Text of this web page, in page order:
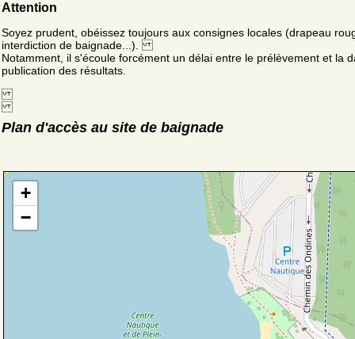
Attention
Soyez prudent, obéissez toujours aux consignes locales (drapeau
interdiction de baignade...).
Notamment, il s'écoule forcément un délai entre le prélèvement et la
publication des résultats.
Plan d'accès au site de baignade
+
−